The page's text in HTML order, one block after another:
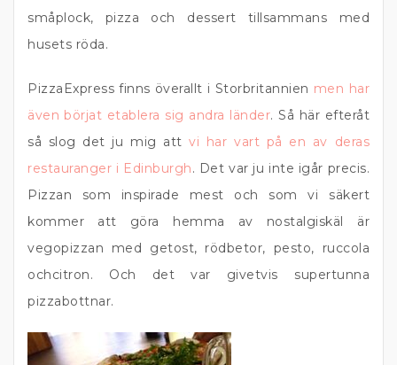
småplock, pizza och dessert tillsammans med
husets röda.
PizzaExpress finns överallt i Storbritannien men har
även börjat etablera sig andra länder. Så här efteråt
så slog det ju mig attvi har vart på en av deras
restauranger i Edinburgh. Det var ju inte igår precis.
Pizzan som inspirade mest och som vi säkert
kommer att göra hemma av nostalgiskäl är
vegopizzan med getost, rödbetor, pesto, ruccola
ochcitron. Och det var givetvis supertunna
pizzabottnar.